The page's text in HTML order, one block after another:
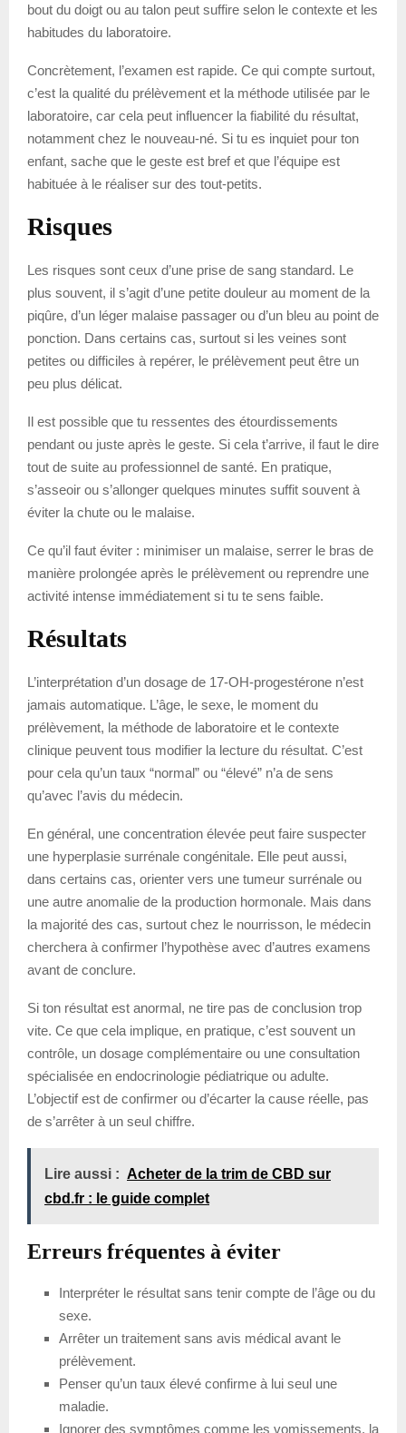
bout du doigt ou au talon peut suffire selon le contexte et les
habitudes du laboratoire.
Concrètement, l’examen est rapide. Ce qui compte surtout,
c’est la qualité du prélèvement et la méthode utilisée par le
laboratoire, car cela peut influencer la fiabilité du résultat,
notamment chez le nouveau-né. Si tu es inquiet pour ton
enfant, sache que le geste est bref et que l’équipe est
habituée à le réaliser sur des tout-petits.
Risques
Les risques sont ceux d’une prise de sang standard. Le
plus souvent, il s’agit d’une petite douleur au moment de la
piqûre, d’un léger malaise passager ou d’un bleu au point de
ponction. Dans certains cas, surtout si les veines sont
petites ou difficiles à repérer, le prélèvement peut être un
peu plus délicat.
Il est possible que tu ressentes des étourdissements
pendant ou juste après le geste. Si cela t’arrive, il faut le dire
tout de suite au professionnel de santé. En pratique,
s’asseoir ou s’allonger quelques minutes suffit souvent à
éviter la chute ou le malaise.
Ce qu’il faut éviter : minimiser un malaise, serrer le bras de
manière prolongée après le prélèvement ou reprendre une
activité intense immédiatement si tu te sens faible.
Résultats
L’interprétation d’un dosage de 17-OH-progestérone n’est
jamais automatique. L’âge, le sexe, le moment du
prélèvement, la méthode de laboratoire et le contexte
clinique peuvent tous modifier la lecture du résultat. C’est
pour cela qu’un taux “normal” ou “élevé” n’a de sens
qu’avec l’avis du médecin.
En général, une concentration élevée peut faire suspecter
une hyperplasie surrénale congénitale. Elle peut aussi,
dans certains cas, orienter vers une tumeur surrénale ou
une autre anomalie de la production hormonale. Mais dans
la majorité des cas, surtout chez le nourrisson, le médecin
cherchera à confirmer l’hypothèse avec d’autres examens
avant de conclure.
Si ton résultat est anormal, ne tire pas de conclusion trop
vite. Ce que cela implique, en pratique, c’est souvent un
contrôle, un dosage complémentaire ou une consultation
spécialisée en endocrinologie pédiatrique ou adulte.
L’objectif est de confirmer ou d’écarter la cause réelle, pas
de s’arrêter à un seul chiffre.
Lire aussi : Acheter de la trim de CBD sur
cbd.fr : le guide complet
Erreurs fréquentes à éviter
Interpréter le résultat sans tenir compte de l’âge ou du
sexe.
Arrêter un traitement sans avis médical avant le
prélèvement.
Penser qu’un taux élevé confirme à lui seul une
maladie.
Ignorer des symptômes comme les vomissements, la